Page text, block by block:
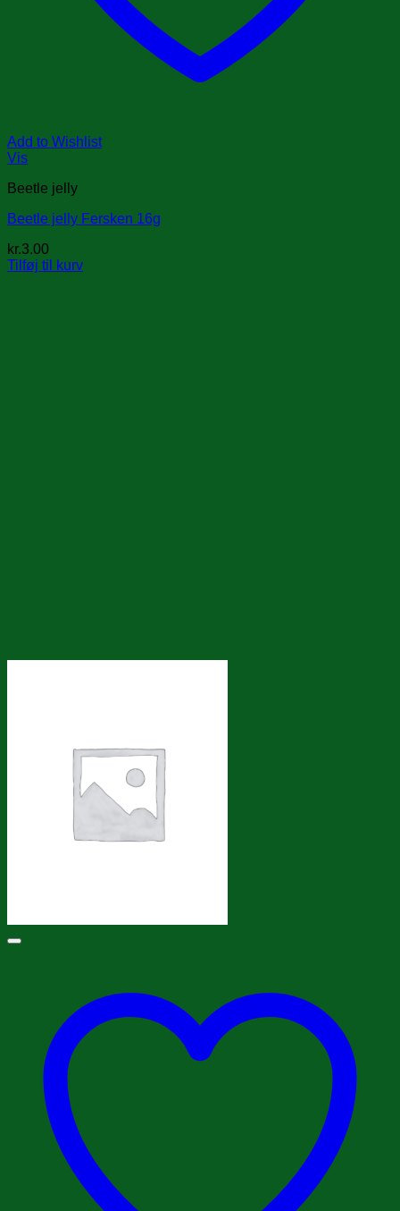
Add to Wishlist
Vis
Beetle jelly
Beetle jelly Fersken 16g
kr.3.00
Tilføj til kurv